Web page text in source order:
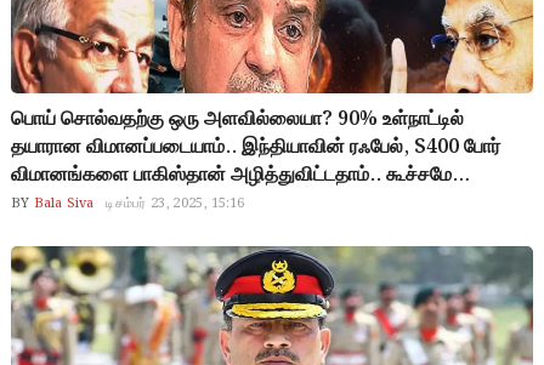
பொய் சொல்வதற்கு ஒரு அளவில்லையா? 90% உள்நாட்டில்
தயாரான விமானப்படையாம்.. இந்தியாவின் ரஃபேல், S400 போர்
விமானங்களை பாகிஸ்தான் அழித்துவிட்டதாம்.. கூச்சமே
இல்லாமல் லிபியாவில் ஆசிம் முனீர் ஆற்றிய உரை.. சாப்பிட சோறு
செய்யும் நெட்டிசன்கள்..!
BY Bala Siva டிசம்பர் 23, 2025, 15:16